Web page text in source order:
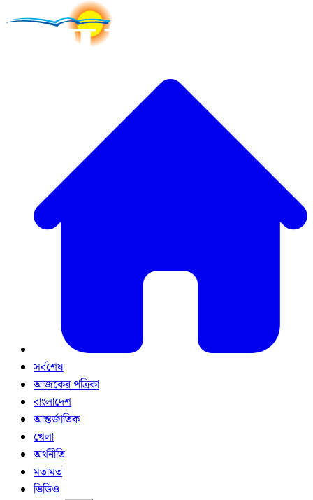
সর্বশেষ
আজকের পত্রিকা
বাংলাদেশ
আন্তর্জাতিক
খেলা
অর্থনীতি
মতামত
ভিডিও